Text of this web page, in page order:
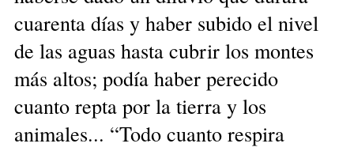
cuarenta días y haber subido el nivel
de las aguas hasta cubrir los montes
más altos; podía haber perecido
cuanto repta por la tierra y los
animales... “Todo cuanto respira